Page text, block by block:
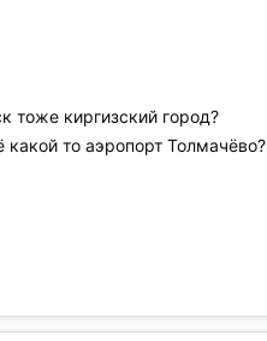
тоже киргизский город?
то аэропорт Толмачёво?